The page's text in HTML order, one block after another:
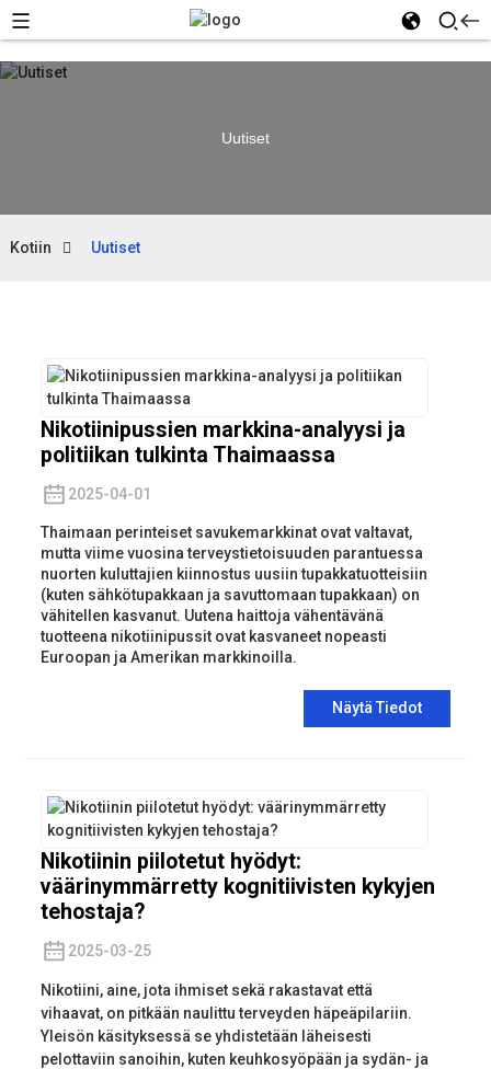
Uutiset
Kotiin Uutiset
Nikotiinipussien markkina-analyysi ja
politiikan tulkinta Thaimaassa
2025-04-01
Thaimaan perinteiset savukemarkkinat ovat valtavat,
mutta viime vuosina terveystietoisuuden parantuessa
nuorten kuluttajien kiinnostus uusiin tupakkatuotteisiin
(kuten sähkötupakkaan ja savuttomaan tupakkaan) on
vähitellen kasvanut. Uutena haittoja vähentävänä
tuotteena nikotiinipussit ovat kasvaneet nopeasti
Euroopan ja Amerikan markkinoilla.
Näytä Tiedot
Nikotiinin piilotetut hyödyt:
väärinymmärretty kognitiivisten kykyjen
tehostaja?
2025-03-25
Nikotiini, aine, jota ihmiset sekä rakastavat että
vihaavat, on pitkään naulittu terveyden häpeäpilariin.
Yleisön käsityksessä se yhdistetään läheisesti
pelottaviin sanoihin, kuten keuhkosyöpään ja sydän- ja